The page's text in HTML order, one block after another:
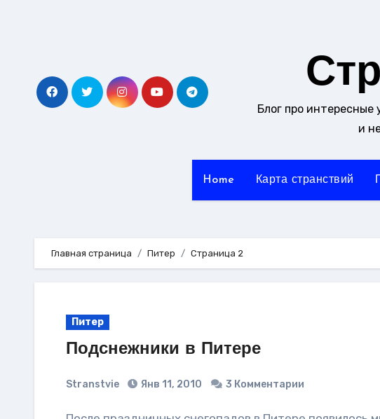
Блог про
и
Home Карта странствий
Главная страница Питер Страница 2
Питер
Подснежники в Питере
Stranstvie Янв 11, 2010 3 Комментарии